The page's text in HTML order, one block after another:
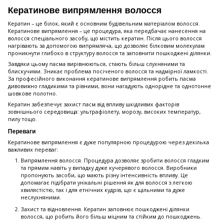
Кератинове випрямлення волосся
Кератин – це білок, який є основним будівельним матеріалом волосся.
Кератинове випрямлення – це процедура, яка передбачає нанесення на
волосся спеціального засобу, що містить кератин. Після цього волосся
нагрівають за допомогою випрямляча, що дозволяє білковим молекулам
проникнути глибоко в структуру волосся та заповнити пошкоджені ділянки.
Завдяки цьому пасма вирівнюються, стають більш слухняними та
блискучими. Зникає проблема посіченого волосся та надмірної ламкості.
За професійного виконання кератинове випрямлення робить пасма
дивовижно гладикими та рівними, вони нагадують однорідне та однотонне
шовкове полотно.
Кератин забезпечує захист пасм від впливу шкідливих факторів
зовнішнього середовища: ультрафіолету, морозу, високих температур,
пилу тощо.
Переваги
Кератинове випрямлення є дуже популярною процедурою через декілька
важливих переваг:
Випрямлення волосся. Процедура дозволяє зробити волосся гладким
та прямим навіть у випадку дуже кучерявого волосся. Виробники
пропонують засоби, що мають різну інтенсивність впливу. Це
допомагає підібрати унікальні рішення як для волосся з легкою
хвилястістю, так і для етнічних кудрів, що є щільними та дуже
неслухняними.
Захист та відновлення. Кератин заповнює пошкоджені ділянки
волосся, що робить його більш міцним та стійким до пошкоджень.